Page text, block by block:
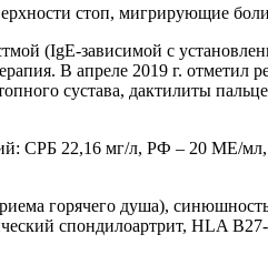
стоп, мигрирующие
(IgE‑зависимой с
В апреле 2019 г.
сустава, дактилиты
СРБ 22,16 мг/л, РФ – 20 МЕ/
горячего душа), синюшность
спондилоартрит, HLA